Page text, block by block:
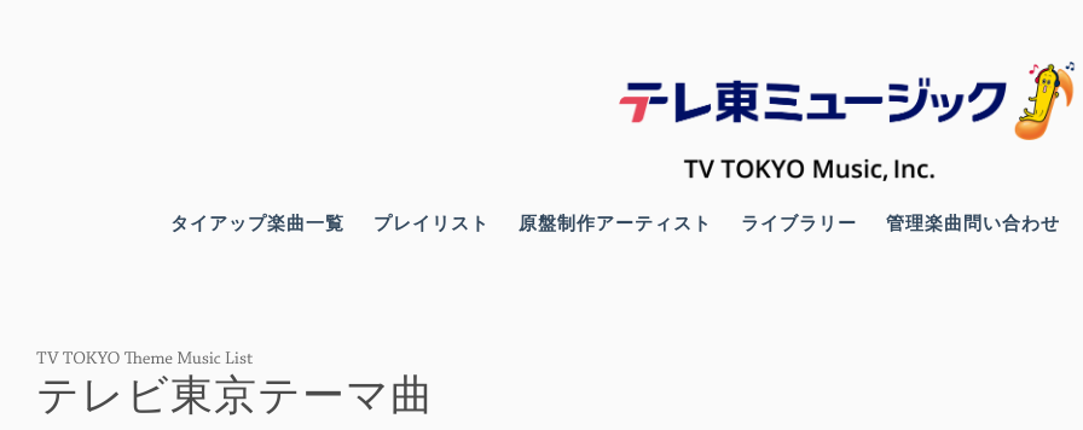
タイアップ楽曲一覧 プレイリスト 原盤制作アーティスト ライブラリー 管理楽曲問い合わせ
テレビ東京テーマ曲